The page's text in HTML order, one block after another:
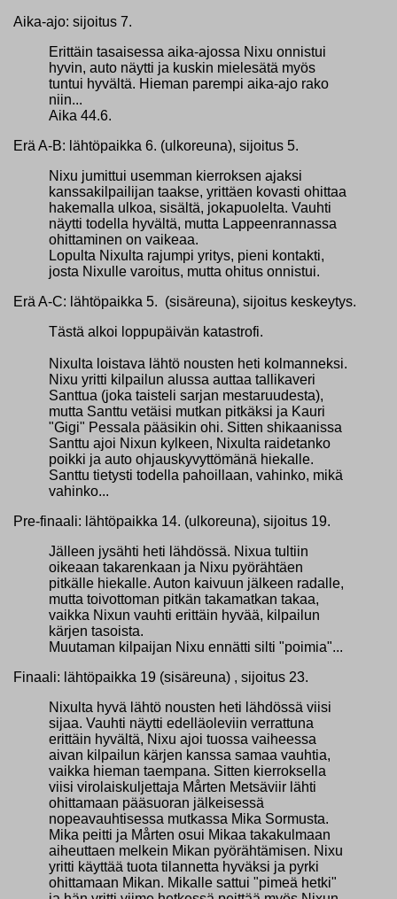
Aika-ajo: sijoitus 7.
Erittäin tasaisessa aika-ajossa Nixu onnistui
hyvin, auto näytti ja kuskin mielesätä myös
tuntui hyvältä. Hieman parempi aika-ajo rako
niin...
Aika 44.6.
Erä A-B: lähtöpaikka 6. (ulkoreuna), sijoitus 5.
Nixu jumittui usemman kierroksen ajaksi
kanssakilpailijan taakse, yrittäen kovasti ohittaa
hakemalla ulkoa, sisältä, jokapuolelta. Vauhti
näytti todella hyvältä, mutta Lappeenrannassa
ohittaminen on vaikeaa.
Lopulta Nixulta rajumpi yritys, pieni kontakti,
josta Nixulle varoitus, mutta ohitus onnistui.
Erä A-C: lähtöpaikka 5. (sisäreuna), sijoitus keskeytys.
Tästä alkoi loppupäivän katastrofi.
Nixulta loistava lähtö nousten heti kolmanneksi.
Nixu yritti kilpailun alussa auttaa tallikaveri
Santtua (joka taisteli sarjan mestaruudesta),
mutta Santtu vetäisi mutkan pitkäksi ja Kauri
"Gigi" Pessala pääsikin ohi. Sitten shikaanissa
Santtu ajoi Nixun kylkeen, Nixulta raidetanko
poikki ja auto ohjauskyvyttömänä hiekalle.
Santtu tietysti todella pahoillaan, vahinko, mikä
vahinko...
Pre-finaali: lähtöpaikka 14. (ulkoreuna), sijoitus 19.
Jälleen jysähti heti lähdössä. Nixua tultiin
oikeaan takarenkaan ja Nixu pyörähtäen
pitkälle hiekalle. Auton kaivuun jälkeen radalle,
mutta toivottoman pitkän takamatkan takaa,
vaikka Nixun vauhti erittäin hyvää, kilpailun
kärjen tasoista.
Muutaman kilpaijan Nixu ennätti silti "poimia"...
Finaali: lähtöpaikka 19 (sisäreuna) , sijoitus 23.
Nixulta hyvä lähtö nousten heti lähdössä viisi
sijaa. Vauhti näytti edelläoleviin verrattuna
erittäin hyvältä, Nixu ajoi tuossa vaiheessa
aivan kilpailun kärjen kanssa samaa vauhtia,
vaikka hieman taempana. Sitten kierroksella
viisi virolaiskuljettaja Mårten Metsäviir lähti
ohittamaan pääsuoran jälkeisessä
nopeavauhtisessa mutkassa Mika Sormusta.
Mika peitti ja Mårten osui Mikaa takakulmaan
aiheuttaen melkein Mikan pyörähtämisen. Nixu
yritti käyttää tuota tilannetta hyväksi ja pyrki
ohittamaan Mikan. Mikalle sattui "pimeä hetki"